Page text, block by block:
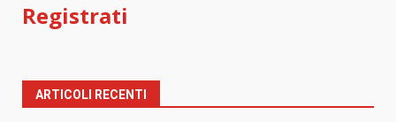
Registrati
ARTICOLI RECENTI